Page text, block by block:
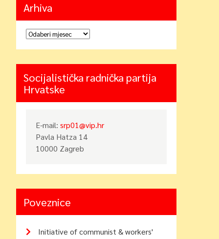
Arhiva
Arhiva
Socijalistička radnička partija
Hrvatske
E-mail:srp01@vip.hr
Pavla Hatza 14
10000 Zagreb
Poveznice
Initiative of communist & workers'